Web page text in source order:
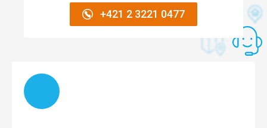
+421 2 3221 0477
Načítam